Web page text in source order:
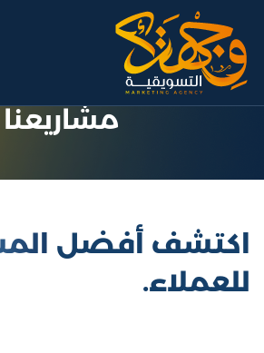
مشاريعنا
اكتشف أفضل
للعملاء.